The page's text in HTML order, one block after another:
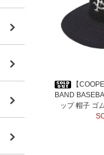
【
BAND
ップ 帽子 ゴ